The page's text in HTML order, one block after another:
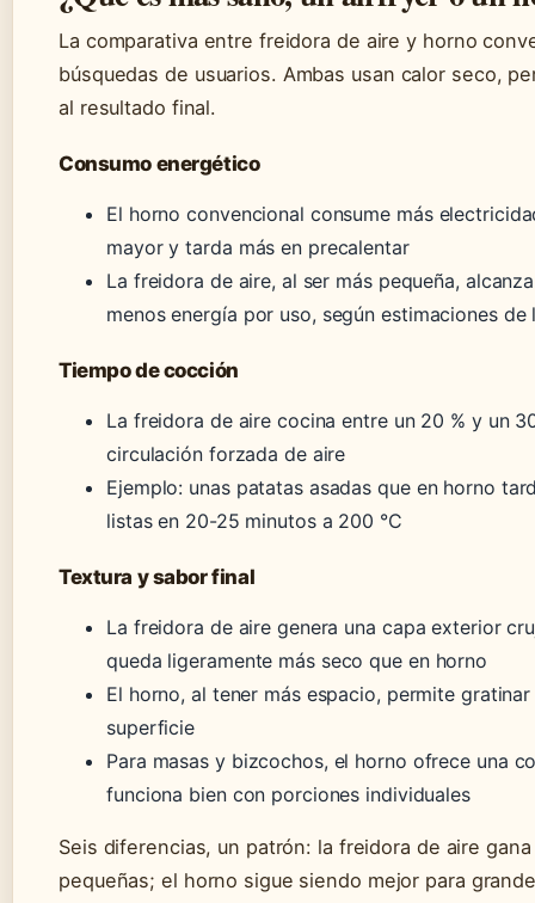
La comparativa entre freidora de aire y horno
búsquedas de usuarios. Ambas usan calor seco,
al resultado final.
Consumo energético
El horno convencional consume más
mayor y tarda más en precalentar
La freidora de aire, al ser más pequeña,
menos energía por uso, según estimaciones de
Tiempo de cocción
La freidora de aire cocina entre un 20 % y un
circulación forzada de aire
Ejemplo: unas patatas asadas que en horno
listas en 20-25 minutos a 200 °C
Textura y sabor final
La freidora de aire genera una capa exterior
queda ligeramente más seco que en horno
El horno, al tener más espacio, permite
superficie
Para masas y bizcochos, el horno ofrece una
funciona bien con porciones individuales
Seis diferencias, un patrón: la freidora de aire
pequeñas; el horno sigue siendo mejor para